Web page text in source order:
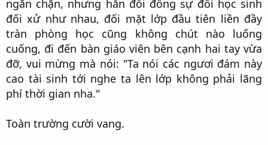
ngăn chặn, nhưng hắn đối đồng sự đối học sinh
đối xử như nhau, đối mặt lớp đầu tiên liền đầy
tràn phòng học cũng không chút nào luống
cuống, đi đến bàn giáo viên bên cạnh hai tay vừa
đỡ, vui mừng mà nói: "Ta nói các ngươi đám này
cao tài sinh tới nghe ta lên lớp không phải lãng
phí thời gian nha."​
Toàn trường cười vang.​